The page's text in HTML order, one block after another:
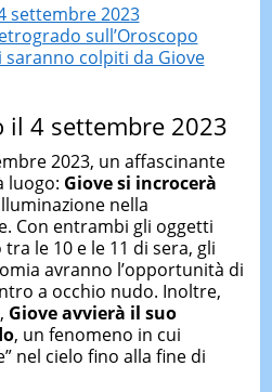
settembre 2023
sull’Oroscopo
saranno colpiti da Giove
il 4 settembre 2023
2023, un affascinante
luogo: Giove si incrocerà
nella
Con entrambi gli oggetti
le 10 e le 11 di sera, gli
avranno l’opportunità di
a occhio nudo. Inoltre,
Giove avvierà il suo
, un fenomeno in cui
nel cielo fino alla fine di